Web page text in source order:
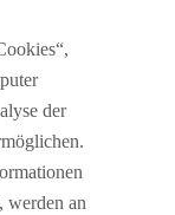
der
werden an